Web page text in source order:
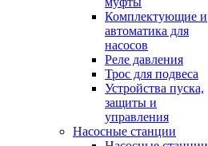
Комплектующие и
автоматика для
насосов
Реле давления
Трос для подвеса
Устройства пуска,
защиты и
управления
Насосные станции